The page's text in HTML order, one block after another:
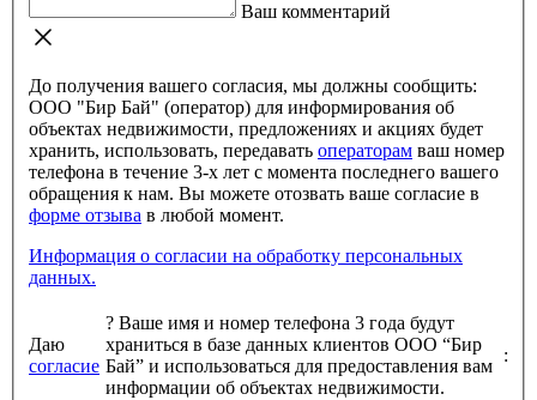
Ваш комментарий
До получения вашего согласия, мы должны сообщить:
ООО "Бир Бай" (оператор) для информирования об
объектах недвижимости, предложениях и акциях будет
хранить, использовать, передавать операторам
телефона в течение 3-х лет с момента последнего вашего
обращения к нам. Вы можете отозвать ваше согласие в
форме отзыва
в любой момент.
Информация о согласии на обработку персональных
данных.
Даю
согласие
? Ваше имя и номер телефона 3 года будут
храниться в базе данных клиентов ООО “Бир
Бай” и использоваться для предоставления вам
информации об объектах недвижимости.
: